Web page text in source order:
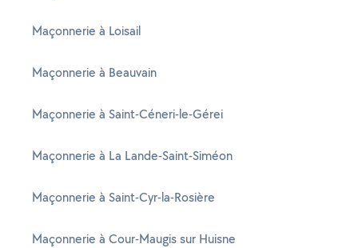
Maçonnerie à Loisail
Maçonnerie à Beauvain
Maçonnerie à Saint-Céneri-le-Gérei
Maçonnerie à La Lande-Saint-Siméon
Maçonnerie à Saint-Cyr-la-Rosière
Maçonnerie à Cour-Maugis sur Huisne